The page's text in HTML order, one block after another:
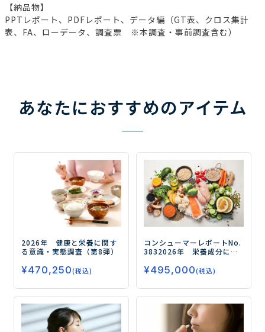
【納品物】
PPTレポート、PDFレポート、データ編（GT表、クロス集計
表、FA、ローデータ、調査票 ※本調査・事前調査含む）
あなたにおすすめのアイテム
2026年 健康と栄養に関す
る意識・実態調査（第8弾）
¥470,250(税込)
コンシューマーレポートNo.
3832026年 栄養成分に関
弾）－成分選択から価値訴
求までを体系的に把握でき
る決定版！－
¥495,000(税込)